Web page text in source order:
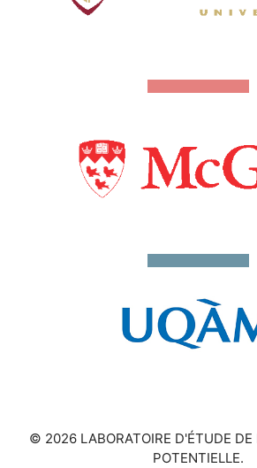
© 2026 LABORATOIRE D'ÉTUDE DE
POTENTIELLE.